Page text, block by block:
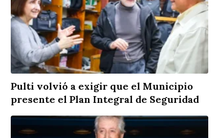
Pulti volvió a exigir que el Municipio
presente el Plan Integral de Seguridad